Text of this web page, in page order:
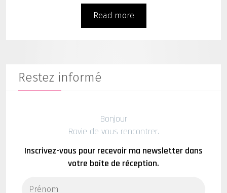
Read more
Restez informé
Bonjour
Ravie de vous rencontrer.
Inscrivez-vous pour recevoir ma newsletter dans
votre boîte de réception.